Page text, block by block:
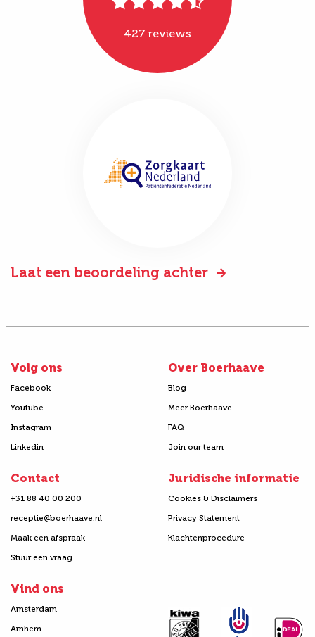
427 reviews
Laat een beoordeling achter
Volg ons
Facebook
Youtube
Instagram
Linkedin
Over Boerhaave
Blog
Meer Boerhaave
FAQ
Join our team
Contact
+31 88 40 00 200
receptie@boerhaave.nl
Maak een afspraak
Stuur een vraag
Juridische informatie
Cookies & Disclaimers
Privacy Statement
Klachtenprocedure
Vind ons
Amsterdam
Arnhem